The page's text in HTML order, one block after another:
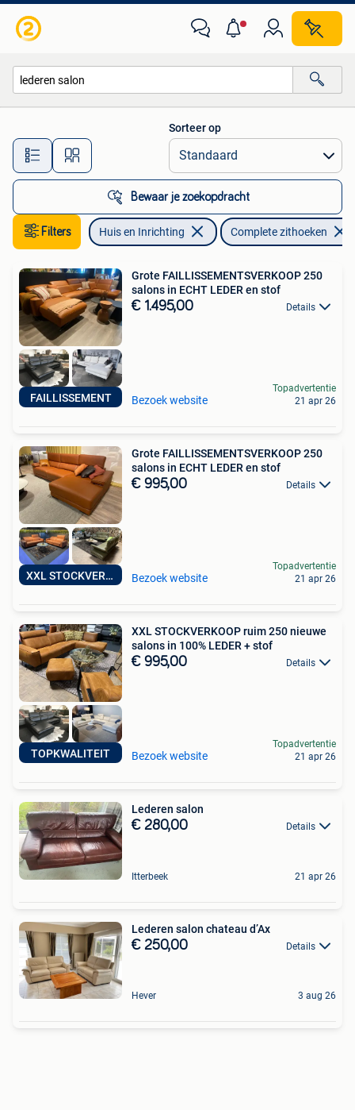
Alle afstanden…
Sorteer op
Bewaar je zoekopdracht
Filters Huis en Inrichting Complete zithoeken
FAILLISSEMENT
Grote FAILLISSEMENTSVERKOOP 250
salons in ECHT LEDER en stof
€ 1.495,00 Details
Bezoek website
Topadvertentie
21 apr 26
XXL STOCKVERKOOP
Grote FAILLISSEMENTSVERKOOP 250
salons in ECHT LEDER en stof
€ 995,00 Details
Bezoek website
Topadvertentie
21 apr 26
TOPKWALITEIT
XXL STOCKVERKOOP ruim 250 nieuwe
salons in 100% LEDER + stof
€ 995,00 Details
Bezoek website
Topadvertentie
21 apr 26
Lederen salon
€ 280,00 Details
Itterbeek 21 apr 26
Lederen salon chateau d’Ax
€ 250,00 Details
Hever 3 aug 26